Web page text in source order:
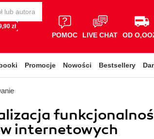
zł
POMOC LIVE CHAT OD
Promocje Nowości Bestsellery
internetowych